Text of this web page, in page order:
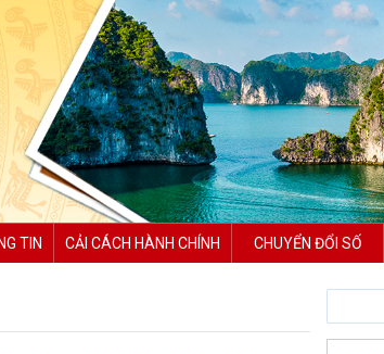
TIN CẢI CÁCH HÀNH CHÍNH CHUYỂN ĐỔI SỐ
bảo vệ